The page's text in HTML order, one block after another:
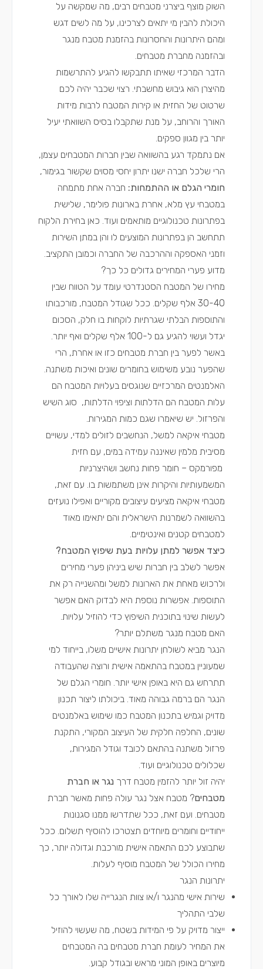
השוק מוצף ביצרני מטבחים רבים, מה שמקשה על
היכולת להבין מי יתאים לצרכינו, על מה לשים דגש
ומהם היתרונות והחסרונות בהזמנת מטבח מנגר
ובהזמנה מחברת מטבחים.
הדבר המרכזי שאיתו תתבקשו להגיע להתרשמות
מהיצרן הוא גיבוש מחשבתי. רצוי שכבר יהיה לכם
שרטוט של החזית או קירות המטבח לרבות מידות
האורך והרוחב, על מנת שתקבלו בסיס השוואתי יעיל
יותר בין מגוון ספקים.
אם נתמקד רגע בהשוואה שבין חברות המטבחים עצמן,
הרי שלכל חברה ישנו יתרון יחסי מסוים שקשור בגימור,
חומרי הגלם או ההתמחות: חברה אחת מתמחה
במטבחי עץ מלא, אחרת בארונות פולימר, שלישית
בפתרונות טכנולוגיים מותאמים ועוד. כאן בחירת הלקוח
תתחשב הן בפתרונות המוצעים לו והן במתן השירות
וזמני האספקה וההרכבה של החברה וכמובן התקציב.
מדוע פערי המחירים גדולים כל כך?
מחירו של המטבח הסטנדרטי עומד על הטווח שבין
30-40 אלף שקלים. ככל שגודל המטבח, מורכבותו
והתוספות הבלתי שגרתיות לוקחות בו חלק, הסכום
יגדל ועשוי להגיע גם ל-100 אלף שקלים ואף יותר.
באשר לפער בין חברת מטבחים כזו או אחרת, הרי
שהפער נובע משימוש בחומרים שונים ואיכות משתנה.
האלמנטים המרכזיים שנוגסים בעלויות המטבח הם
עלות המטבח הם הדלתות וציפוי הדלתות, סוג השיש
והפרזול. יש שיאמרו שגם כמות המגירות.
מטבחי איקאה למשל, הנחשבים לזולים למדי, עשויים
מסיבית מלמין שאיננה עמידה במים, עם חזית
מפורמקס – חומר פחות נחשב ושהיצרניות
המשמעותיות והיקרות אינן משתמשות בו. עם זאת,
מטבחי איקאה מציעים עיצובים מקוריים ואפילו נועזים
בהשוואה לשמרנות הישראלית והם יתאימו מאוד
למטבחים קטנים ואינטימיים.
כיצד אפשר למתן עלויות בעת שיפוץ המטבח?
אפשר לשלב בין חברות שיש ביניהן פערי מחירים
ולרכוש מאחת את הארונות למשל ומהשנייה רק את
התוספות. אפשרות נוספת היא לבדוק האם אפשר
לעשות שינוי בתוכנית השיפוץ כדי להוזיל עלויות.
האם מטבח מנגר משתלם יותר?
הנגר מביא לשולחן יתרונות אישיים משלו, בייחוד למי
שמעוניין במטבח בהתאמה אישית ורוצה שהעבודה
תתרחש גם היא באופן אישי יותר. חומרי הגלם של
הנגר הם ברמה גבוהה מאוד. ביכולתו ליצור תכנון
מדויק וגמיש בתכנון המטבח כמו שימוש באלמנטים
שונים, החלפה חלקית של העיצוב המקורי, התקנת
פרזול משתנה בהתאם לכובד וגודל המגירות,
שכלולים טכנולוגיים ועוד.
יהיה זול יותר להזמין מטבח דרך נגר או חברת
מטבחים? מטבח אצל נגר עולה פחות מאשר חברת
מטבחים. ועם זאת, ככל שתדרשו ממנו סגנונות
ייחודיים וחומרים מיוחדים תצטרכו להוסיף תשלום. ככל
שתבוצע לכם התאמה אישית מורכבת וגדולה יותר, כך
מחירו הכולל של המטבח מוסיף לעלות.
יתרונות הנגר
שירות אישי מהנגר ו/או צוות הנגרייה שלו לאורך כל
שלבי התהליך
ייצור מדויק על פי המידות בשטח, מה שעשוי להוזיל
את המחיר לעומת חברת מטבחים בה המטבחים
מיוצרים באופן המוני מראש ובגודל קבוע.